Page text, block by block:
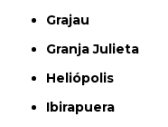
Grajau
Granja Julieta
Heliópolis
Ibirapuera